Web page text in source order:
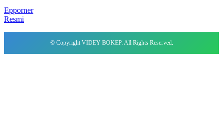
Epporner
Resmi
© Copyright VIDEY BOKEP. All Rights Reserved.